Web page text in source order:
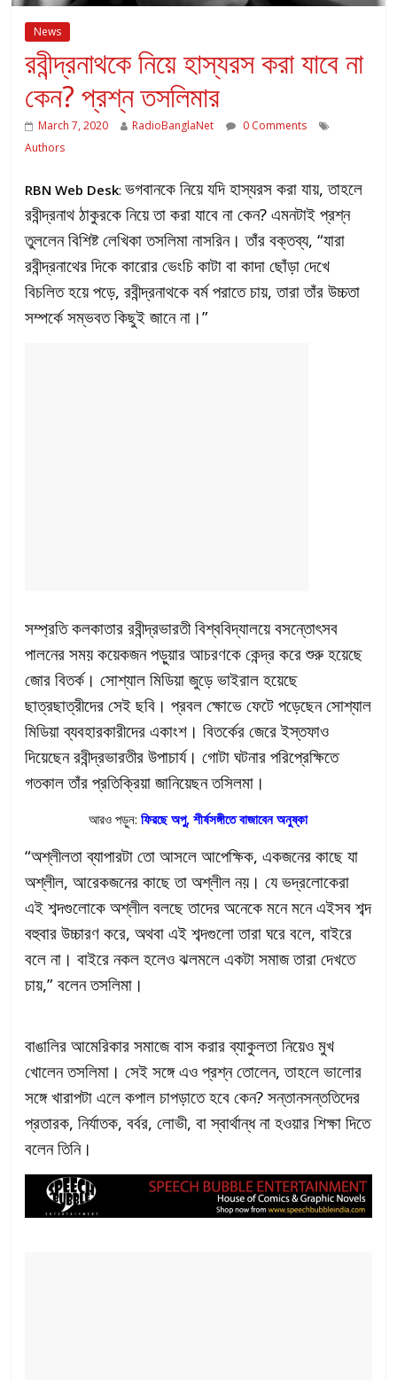
News
রবীন্দ্রনাথকে নিয়ে হাস্যরস করা যাবে না
কেন? প্রশ্ন তসলিমার
March 7, 2020 RadioBanglaNet
0 Comments
Authors
RBN Web Desk:ভগবানকে নিয়ে যদি হাস্যরস করা যায়, তাহলে
রবীন্দ্রনাথ ঠাকুরকে নিয়ে তা করা যাবে না কেন? এমনটাই প্রশ্ন
তুললেন বিশিষ্ট লেখিকা তসলিমা নাসরিন। তাঁর বক্তব্য, “যারা
রবীন্দ্রনাথের দিকে কারোর ভেংচি কাটা বা কাদা ছোঁড়া দেখে
বিচলিত হয়ে পড়ে, রবীন্দ্রনাথকে বর্ম পরাতে চায়, তারা তাঁর উচ্চতা
সম্পর্কে সম্ভবত কিছুই জানে না।”
সম্প্রতি কলকাতার রবীন্দ্রভারতী বিশ্ববিদ্যালয়ে বসন্তোৎসব
পালনের সময় কয়েকজন পড়ুয়ার আচরণকে কেন্দ্র করে শুরু হয়েছে
জোর বিতর্ক। সোশ্যাল মিডিয়া জুড়ে ভাইরাল হয়েছে
ছাত্রছাত্রীদের সেই ছবি। প্রবল ক্ষোভে ফেটে পড়েছেন সোশ্যাল
মিডিয়া ব্যবহারকারীদের একাংশ। বিতর্কের জেরে ইস্তফাও
দিয়েছেন রবীন্দ্রভারতীর উপাচার্য। গোটা ঘটনার পরিপ্রেক্ষিতে
গতকাল তাঁর প্রতিক্রিয়া জানিয়েছন তসিলমা।
আরও পড়ুন:ফিরছে অপু, শীর্ষসঙ্গীতে বাজাবেন অনুষ্কা
“অশ্লীলতা ব্যাপারটা তো আসলে আপেক্ষিক, একজনের কাছে যা
অশ্লীল, আরেকজনের কাছে তা অশ্লীল নয়। যে ভদ্রলোকেরা
এই শব্দগুলোকে অশ্লীল বলছে তাদের অনেকে মনে মনে এইসব শব্দ
বহুবার উচ্চারণ করে, অথবা এই শব্দগুলো তারা ঘরে বলে, বাইরে
বলে না। বাইরে নকল হলেও ঝলমলে একটা সমাজ তারা দেখতে
চায়,” বলেন তসলিমা।
বাঙালির আমেরিকার সমাজে বাস করার ব্যাকুলতা নিয়েও মুখ
খোলেন তসলিমা। সেই সঙ্গে এও প্রশ্ন তোলেন, তাহলে ভালোর
সঙ্গে খারাপটা এলে কপাল চাপড়াতে হবে কেন? সন্তানসন্ততিদের
প্রতারক, নির্যাতক, বর্বর, লোভী, বা স্বার্থান্ধ না হওয়ার শিক্ষা দিতে
বলেন তিনি।